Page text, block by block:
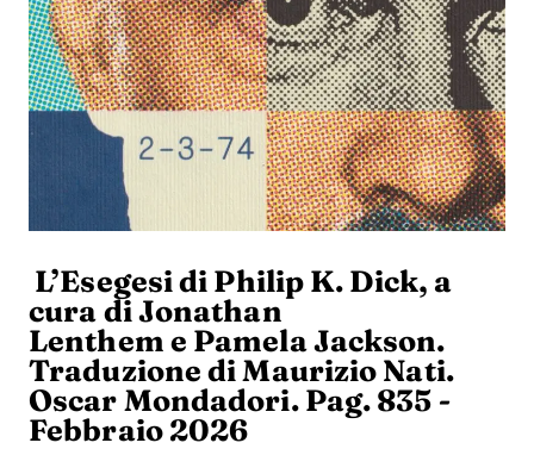
L’Esegesi di Philip K. Dick, a
cura di Jonathan
Lenthem e Pamela Jackson.
Traduzione di Maurizio Nati.
Oscar Mondadori. Pag. 835 -
Febbraio 2026